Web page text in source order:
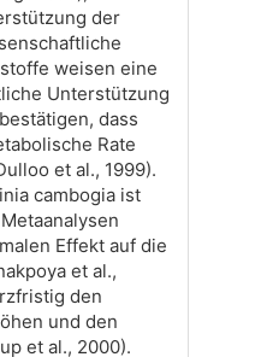
der
weisen eine
Unterstützung
dass
Rate
et al., 1999).
cambogia ist
Effekt auf die
et al.,
den
und den
et al., 2000).